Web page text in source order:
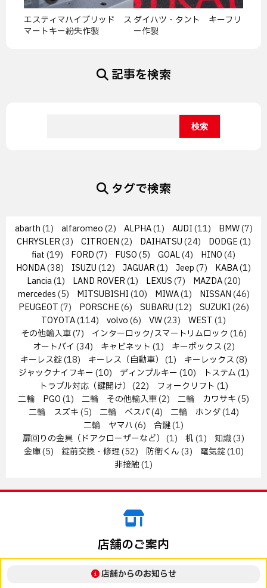
エスティマハイブリッド ス
マートキー紛失作製
ダイハツ・タント キーフリ
ー作製
記事を検索
タグで検索
abarth(1) alfaromeo(2) ALPHA(1) AUDI(11) BMW(7)
CHRYSLER(3) CITROEN(2) DAIHATSU(24) DODGE(1)
fiat(19) FORD(7) FUSO(5) GOAL(4) HINO(4)
HONDA(38) ISUZU(12) JAGUAR(1) Jeep(7) KABA(1)
Lancia(1) LAND ROVER(1) LEXUS(7) MAZDA(20)
mercedes(5) MITSUBISHI(10) MIWA(1) NISSAN(46)
PEUGEOT(7) PORSCHE(6) SUBARU(12) SUZUKI(26)
TOYOTA(114) volvo(6) VW(23) WEST(1)
その他輸入車(7) インターロック/スマートリムロック (16)
オートバイ (34) キャビネット (1) キーボックス(2)
キーレス錠(18) キーレス（自動車） (1) キーレックス(8)
ジャックナイフキー(10) ディンプルキー(10) トステム(1)
トラブル対応（鍵開け） (22) フォークリフト (1)
二輪 PGO(1) 二輪 その他輸入車(2) 二輪 カワサキ(5)
二輪 スズキ(5) 二輪 ベスパ(4) 二輪 ホンダ(14)
二輪 ヤマハ(6) 合鍵(1)
扉回りの金具（ドアクローザーなど） (1) 机(1) 知識(3)
金庫(5) 錠前交換・修理(52) 防衛くん(3) 電気錠(10)
非接触(1)
店舗のご案内
店舗からのお知らせ